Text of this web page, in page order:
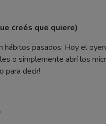
creés que quiere)
pasados. Hoy el
o simplemente abrí los
para decir!